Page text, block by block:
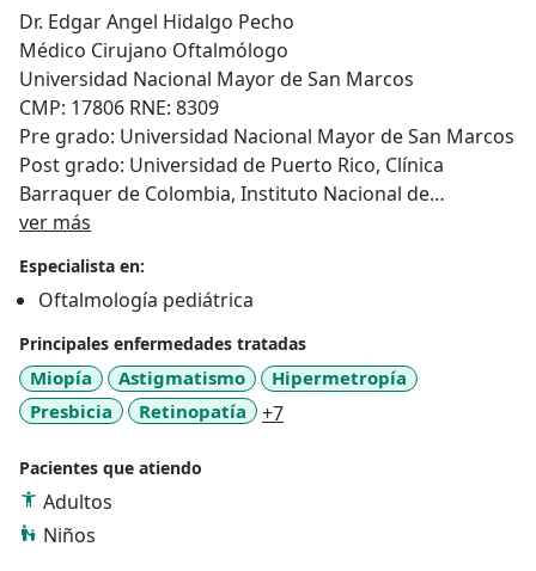
Dr. Edgar Angel Hidalgo Pecho
Médico Cirujano Oftalmólogo
Universidad Nacional Mayor de San Marcos
CMP: 17806 RNE: 8309
Pre grado: Universidad Nacional Mayor de San Marcos
Post grado: Universidad de Puerto Rico, Clínica
Barraquer de Colombia, Instituto Nacional de
Oftalmología (INO)
Maestría en Salud Pública
Coronel Med P.N.P.
Director Clínica De Ojos Oftalmic Laser
Médico Oculista Volontario in Ospedale di Occhio
Milano, Italia
Av. Carlos Izaguirre 752 - Los Olivos
ver más
Especialista en:
Oftalmología pediátrica
Principales enfermedades tratadas
Miopía Astigmatismo
Hipermetropía
Presbicia
Retinopatía +7a11y_sr_more_diseases
Pacientes que atiendo
Adultos
Niños